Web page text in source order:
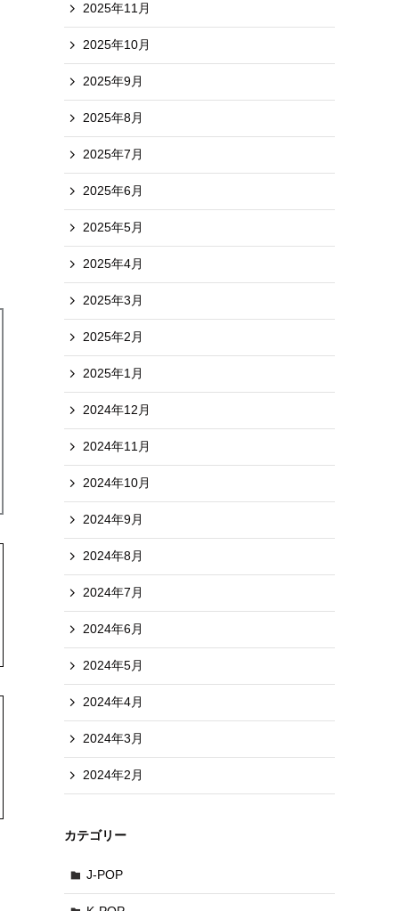
2025年11月
2025年10月
2025年9月
2025年8月
2025年7月
2025年6月
2025年5月
2025年4月
2025年3月
2025年2月
2025年1月
2024年12月
2024年11月
2024年10月
2024年9月
2024年8月
2024年7月
2024年6月
2024年5月
2024年4月
2024年3月
2024年2月
カテゴリー
J-POP